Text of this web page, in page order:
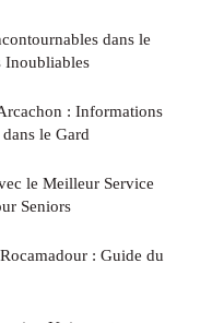
dans le
Inoubliables
: Informations
le Gard
le Meilleur Service
Seniors
: Guide du